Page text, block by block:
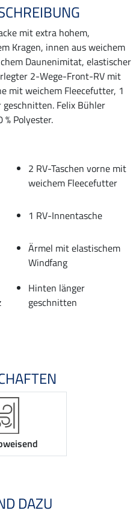
mit extra hohem,
Kragen, innen aus weichem
Daunenimitat, elastischer
2-Wege-Front-RV mit
mit weichem Fleecefutter, 1
Felix Bühler
Polyester.
2 RV-Taschen vorne mit
weichem Fleecefutter
1 RV-Innentasche
Ärmel mit elastischem
Windfang
Hinten länger
geschnitten
DAZU